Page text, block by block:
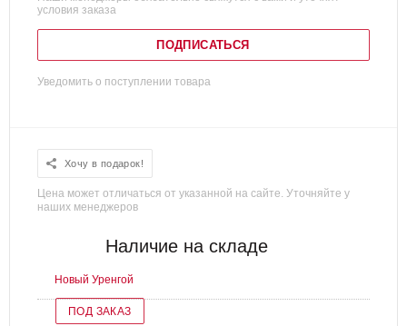
условия заказа
ПОДПИСАТЬСЯ
Уведомить о поступлении товара
Хочу в подарок!
Цена может отличаться от указанной на сайте. Уточняйте у
наших менеджеров
Наличие на складе
Новый Уренгой
ПОД ЗАКАЗ